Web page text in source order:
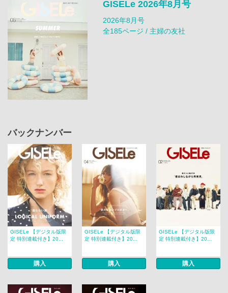
GISELe 2026年8月号
2026年8月号
全185ページ / 主婦の友社
バックナンバー
GISELe 【デジタル版限
定 特別連載付き】20...
購入
GISELe 【デジタル版限
定 特別連載付き】20...
購入
GISELe 【デジタル版限
定 特別連載付き】20...
購入